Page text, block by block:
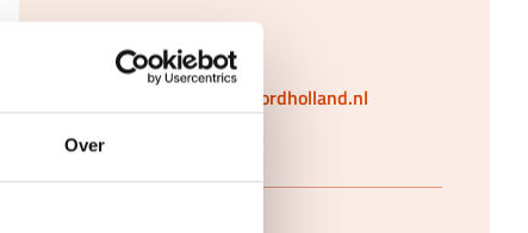
Over
Contactgegevens
Miranda@hartvannoordholland.nl